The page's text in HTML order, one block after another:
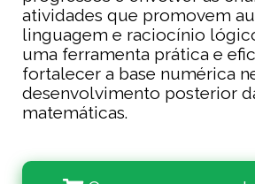
atividades que promovem
linguagem e raciocínio
uma ferramenta prática e
fortalecer a base numérica
desenvolvimento posterior
matemáticas.